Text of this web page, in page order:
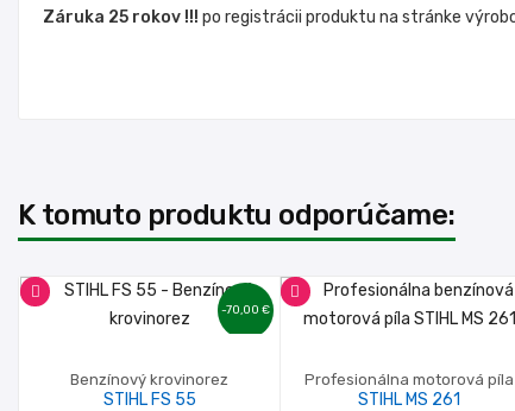
Záruka 25 rokov !!! po registrácii produktu na stránke
K tomuto produktu odporúčame:
-70,00 €
Benzínový krovinorez
STIHL FS 55
Profesionálna motorová píla
STIHL MS 261